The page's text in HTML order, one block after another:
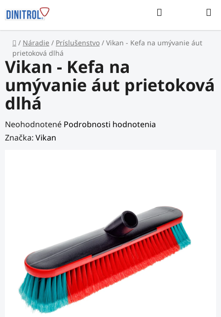
na
KOŠÍK
Domov
/ Náradie / Príslušenstvo / Vikan - Kefa na umývanie áut
prietoková dlhá
Vikan - Kefa na
umývanie áut prietoková
dlhá
Priemerné
hodnotenie
Neohodnotené Podrobnosti hodnotenia
Značka: Vikan